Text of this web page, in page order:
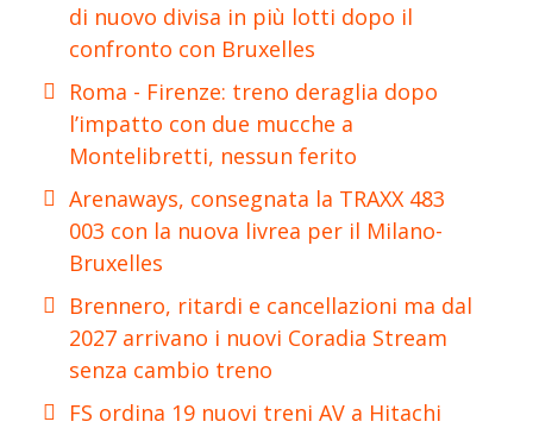
di nuovo divisa in più lotti dopo il
confronto con Bruxelles
Roma - Firenze: treno deraglia dopo
l’impatto con due mucche a
Montelibretti, nessun ferito
Arenaways, consegnata la TRAXX 483
003 con la nuova livrea per il Milano-
Bruxelles
Brennero, ritardi e cancellazioni ma dal
2027 arrivano i nuovi Coradia Stream
senza cambio treno
FS ordina 19 nuovi treni AV a Hitachi